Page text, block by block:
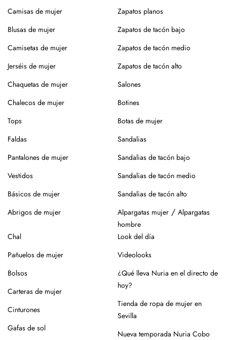
roce, usa un cepillo suave en seco.
Siempre es mejor guardarlos en su caja o funda de tela,
para que se conserven como el primer día.
Si tienes alguna duda, puedes consultarnos.
Camisas de mujer
Blusas de mujer
Camisetas de mujer
Jerséis de mujer
Chaquetas de mujer
Chalecos de mujer
Tops
Faldas
Pantalones de mujer
Vestidos
Básicos de mujer
Abrigos de mujer
Zapatos planos
Zapatos de tacón bajo
Zapatos de tacón medio
Zapatos de tacón alto
Salones
Botines
Botas de mujer
Sandalias
Sandalias de tacón bajo
Sandalias de tacón medio
Sandalias de tacón alto
Alpargatas mujer / Alpargatas
hombre
Chal
Pañuelos de mujer
Bolsos
Carteras de mujer
Cinturones
Gafas de sol
Look del día
Videolooks
¿Qué lleva Nuria en el directo de
hoy?
Tienda de ropa de mujer en
Sevilla
Nueva temporada Nuria Cobo